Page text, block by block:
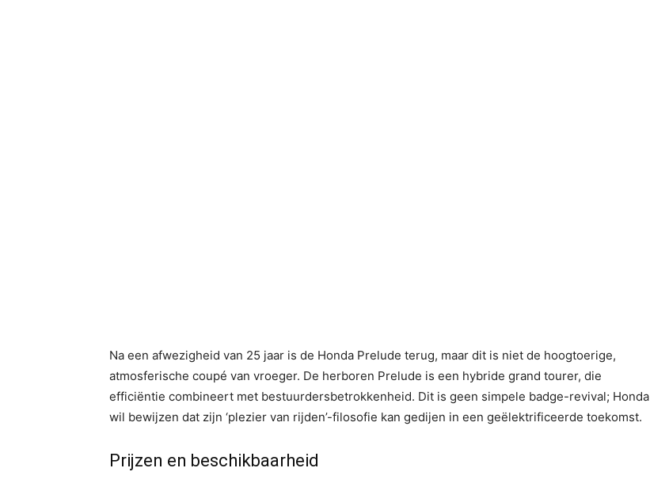
Na een afwezigheid van 25 jaar is de Honda Prelude terug, maar dit is niet de hoogtoerige,
atmosferische coupé van vroeger. De herboren Prelude is een hybride grand tourer, die
efficiëntie combineert met bestuurdersbetrokkenheid. Dit is geen simpele badge-revival; Honda
wil bewijzen dat zijn ‘plezier van rijden’-filosofie kan gedijen in een geëlektrificeerde toekomst.
Prijzen en beschikbaarheid